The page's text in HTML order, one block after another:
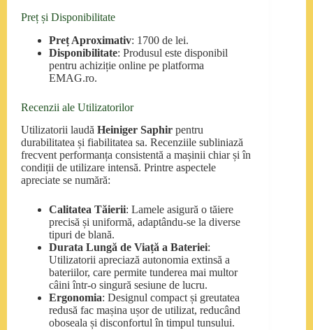
Preț și Disponibilitate
Preț Aproximativ: 1700 de lei.
Disponibilitate: Produsul este disponibil
pentru achiziție online pe platforma
EMAG.ro.
Recenzii ale Utilizatorilor
Utilizatorii laudă Heiniger Saphir pentru
durabilitatea și fiabilitatea sa. Recenziile subliniază
frecvent performanța consistentă a mașinii chiar și în
condiții de utilizare intensă. Printre aspectele
apreciate se numără:
Calitatea Tăierii: Lamele asigură o tăiere
precisă și uniformă, adaptându-se la diverse
tipuri de blană.
Durata Lungă de Viață a Bateriei:
Utilizatorii apreciază autonomia extinsă a
bateriilor, care permite tunderea mai multor
câini într-o singură sesiune de lucru.
Ergonomia: Designul compact și greutatea
redusă fac mașina ușor de utilizat, reducând
oboseala și disconfortul în timpul tunsului.